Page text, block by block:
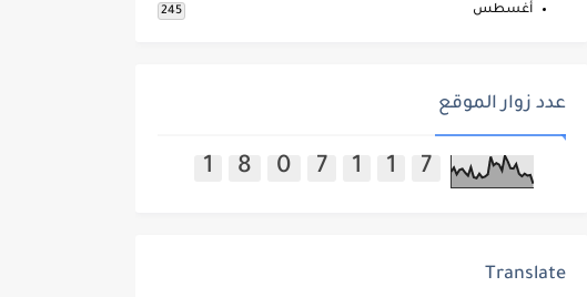
أغسطس 245
عدد زوار الموقع
1 8 0 7 1 1 7
Translate